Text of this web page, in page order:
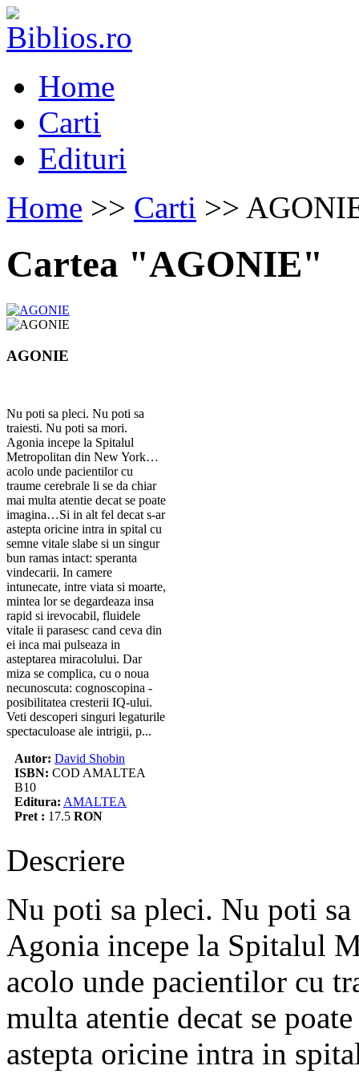
Home
Carti
Edituri
Home >> Carti >>
Cartea "AGONIE"
AGONIE
Nu poti sa pleci. Nu poti sa
traiesti. Nu poti sa mori.
Agonia incepe la Spitalul
Metropolitan din New York…
acolo unde pacientilor cu
traume cerebrale li se da chiar
mai multa atentie decat se poate
imagina…Si in alt fel decat s-ar
astepta oricine intra in spital cu
semne vitale slabe si un singur
bun ramas intact: speranta
vindecarii. In camere
intunecate, intre viata si moarte,
mintea lor se degardeaza insa
rapid si irevocabil, fluidele
vitale ii parasesc cand ceva din
ei inca mai pulseaza in
asteptarea miracolului. Dar
miza se complica, cu o noua
necunoscuta: cognoscopina -
posibilitatea cresterii IQ-ului.
Veti descoperi singuri legaturile
spectaculoase ale intrigii, p...
Autor: David Shobin
ISBN: COD AMALTEA
B10
Editura: AMALTEA
Pret : 17.5 RON
Descriere
Nu poti sa pleci. Nu poti
Agonia incepe la Spitalul
acolo unde pacientilor cu
multa atentie decat se
astepta oricine intra in